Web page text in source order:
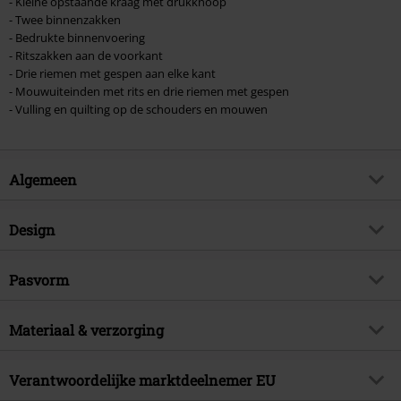
- Twee binnenzakken
- Bedrukte binnenvoering
- Ritszakken aan de voorkant
- Drie riemen met gespen aan elke kant
- Mouwuiteinden met rits en drie riemen met gespen
- Vulling en quilting op de schouders en mouwen
Algemeen
Artikelnr.
Brand
Artikelonderwerp
Basics, Gothic, Rock wear, Street
Handtekening
nee
Design
Producttype
Bedrukt
Halslijn
Ronde hals
Pasvorm
Lengte (van de kleding)
Materiaal & verzorging
Buitenmateriaal
100% katoen
Verantwoordelijke marktdeelnemer EU